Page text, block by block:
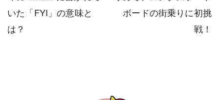
いた「FYI」の意味と
は？
ボードの街乗りに初挑
戦！